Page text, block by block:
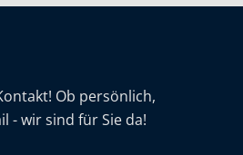
Ob persönlich,
- wir sind für Sie da!